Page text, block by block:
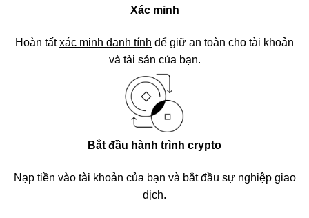
Xác minh
Hoàn tấtxác minh danh tính để giữ an toàn cho tài khoản
và tài sản của bạn.
Bắt đầu hành trình crypto
Nạp tiền vào tài khoản của bạn và bắt đầu sự nghiệp giao
dịch.